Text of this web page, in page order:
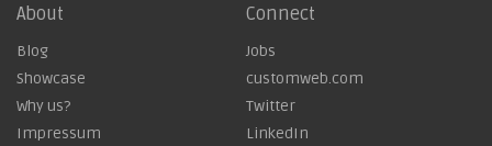
About
Blog
Showcase
Why us?
Impressum
Connect
Jobs
customweb.com
Twitter
LinkedIn